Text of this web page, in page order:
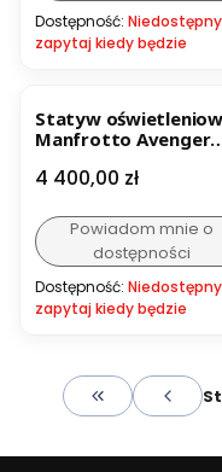
Dostępność:
zapytaj kiedy będzie
Statyw
Manfrotto Avenger
Cena
4 400,00 zł
Powiadom mnie o
dostępności
Dostępność:
zapytaj kiedy będzie
Wróć do